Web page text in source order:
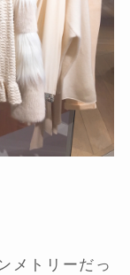
メトリーだっ